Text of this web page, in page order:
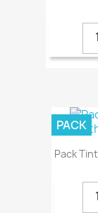
Pack
PACK